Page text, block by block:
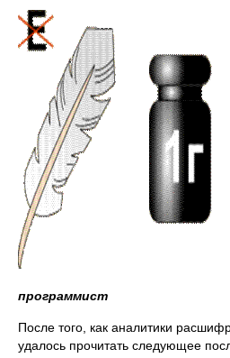
программист
После того, как аналитики
удалось прочитать следующее